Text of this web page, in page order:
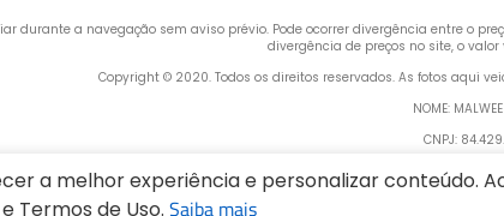
durante a navegação sem aviso prévio. Pode ocorrer divergência entre o
divergência de preços no site, o
Copyright © 2020. Todos os direitos reservados. As fotos aqui
NOME:
CNPJ:
Endereço: Rua Bertha Weege, 200 - CEP: 89260-
a melhor experiência e personalizar conteúdo.
Termos de Uso. Saiba mais